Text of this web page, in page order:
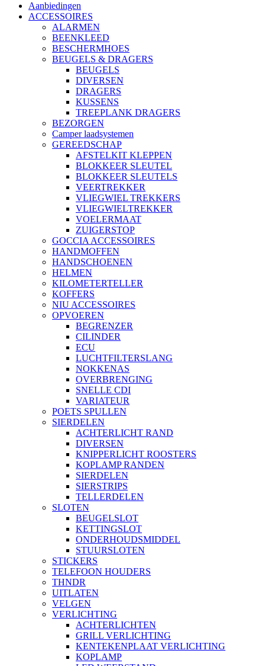
Aanbiedingen
ACCESSOIRES
ALARMEN
BEENKLEED
BESCHERMHOES
BEUGELS & DRAGERS
BEUGELS
DIVERSEN
DRAGERS
KUSSENS
TREEPLANK DRAGERS
BEZORGEN
Camper laadsystemen
GEREEDSCHAP
AFSTELKIT KLEPPEN
BLOKKEER SLEUTEL
BLOKKEER SLEUTELS
VEERTREKKER
VLIEGWIEL TREKKERS
VLIEGWIELTREKKER
VOELERMAAT
ZUIGERSTOP
GOCCIA ACCESSOIRES
HANDMOFFEN
HANDSCHOENEN
HELMEN
KILOMETERTELLER
KOFFERS
NIU ACCESSOIRES
OPVOEREN
BEGRENZER
CILINDER
ECU
LUCHTFILTERSLANG
NOKKENAS
OVERBRENGING
SNELLE CDI
VARIATEUR
POETS SPULLEN
SIERDELEN
ACHTERLICHT RAND
DIVERSEN
KNIPPERLICHT ROOSTERS
KOPLAMP RANDEN
SIERDELEN
SIERSTRIPS
TELLERDELEN
SLOTEN
BEUGELSLOT
KETTINGSLOT
ONDERHOUDSMIDDEL
STUURSLOTEN
STICKERS
TELEFOON HOUDERS
THNDR
UITLATEN
VELGEN
VERLICHTING
ACHTERLICHTEN
GRILL VERLICHTING
KENTEKENPLAAT VERLICHTING
KOPLAMP